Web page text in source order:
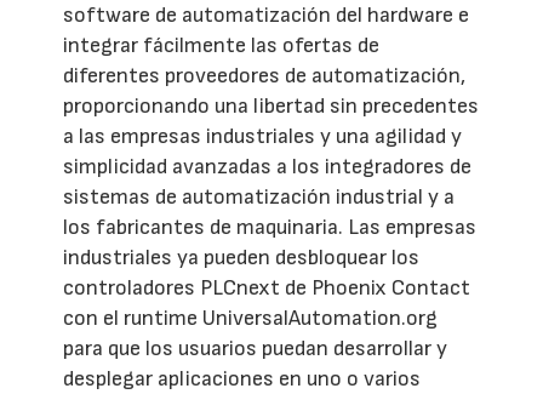
software de automatización del hardware e
integrar fácilmente las ofertas de
diferentes proveedores de automatización,
proporcionando una libertad sin precedentes
a las empresas industriales y una agilidad y
simplicidad avanzadas a los integradores de
sistemas de automatización industrial y a
los fabricantes de maquinaria. Las empresas
industriales ya pueden desbloquear los
controladores PLCnext de Phoenix Contact
con el runtime UniversalAutomation.org
para que los usuarios puedan desarrollar y
desplegar aplicaciones en uno o varios